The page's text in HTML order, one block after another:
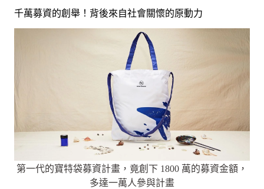
千萬募資的創舉！背後來自社會關懷的原動力
第一代的寶特袋募資計畫，竟創下 1800 萬的募資金額，
多達一萬人參與計畫